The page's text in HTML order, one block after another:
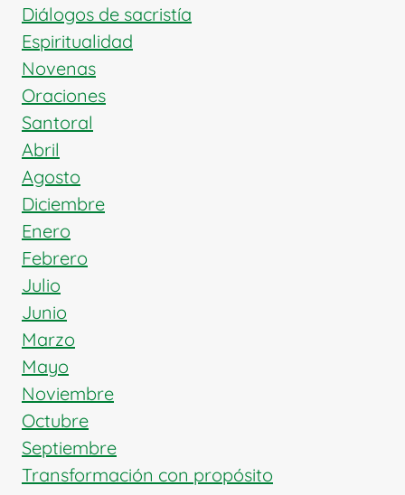
Diálogos de sacristía
Espiritualidad
Novenas
Oraciones
Santoral
Abril
Agosto
Diciembre
Enero
Febrero
Julio
Junio
Marzo
Mayo
Noviembre
Octubre
Septiembre
Transformación con propósito